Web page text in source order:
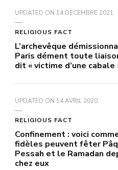
UPDATED ON 14 DÉCEMBRE 2021
RELIGIOUS FACT
L’archevêque
Paris dément toute
dit « victime d’une cabale
UPDATED ON 14 AVRIL 2020
RELIGIOUS FACT
Confinement : voici
fidèles peuvent fêter
Pessah et le Ramadan
chez eux